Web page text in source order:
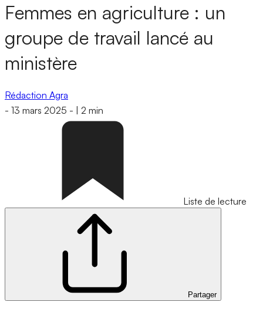
Femmes en agriculture : un
groupe de travail lancé au
ministère
Rédaction Agra
- 13 mars 2025 - 2 min
Liste de lecture
Partager